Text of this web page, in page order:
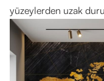
yüzeylerden uzak